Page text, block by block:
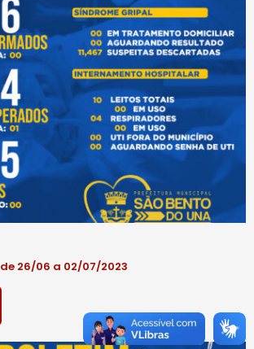
26/06 a 02/07/2023